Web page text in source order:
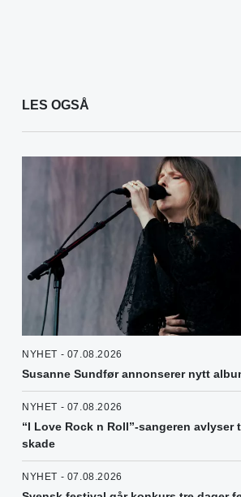
LES OGSÅ
NYHET - 07.08.2026
Susanne Sundfør annonserer nytt
NYHET - 07.08.2026
“I Love Rock n Roll”-sangeren avlyser
skade
NYHET - 07.08.2026